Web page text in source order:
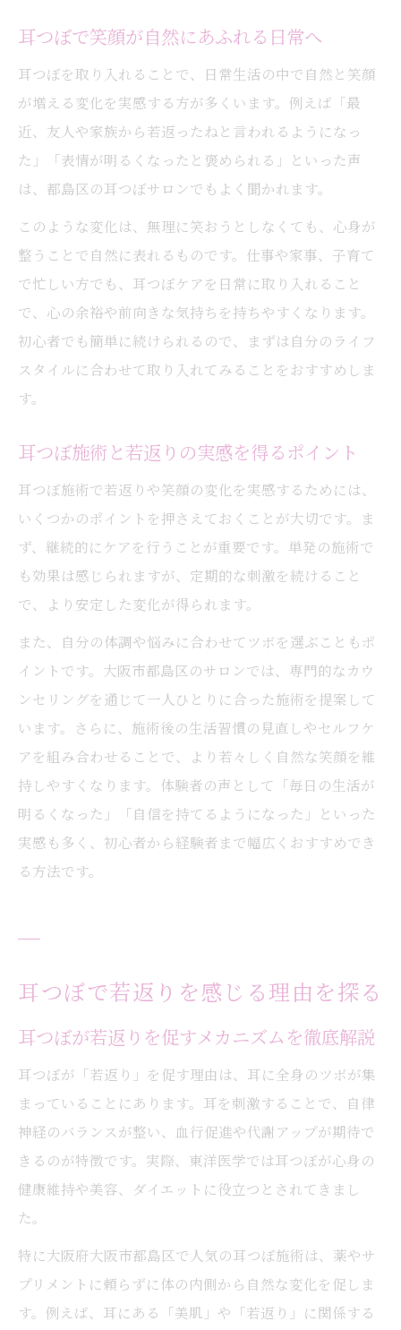
耳つぼで笑顔が自然にあふれる日常へ
耳つぼを取り入れることで、日常生活の中で自然と笑顔
が増える変化を実感する方が多くいます。例えば「最
近、友人や家族から若返ったねと言われるようになっ
た」「表情が明るくなったと褒められる」といった声
は、都島区の耳つぼサロンでもよく聞かれます。
このような変化は、無理に笑おうとしなくても、心身が
整うことで自然に表れるものです。仕事や家事、子育て
で忙しい方でも、耳つぼケアを日常に取り入れること
で、心の余裕や前向きな気持ちを持ちやすくなります。
初心者でも簡単に続けられるので、まずは自分のライフ
スタイルに合わせて取り入れてみることをおすすめしま
す。
耳つぼ施術と若返りの実感を得るポイント
耳つぼ施術で若返りや笑顔の変化を実感するためには、
いくつかのポイントを押さえておくことが大切です。ま
ず、継続的にケアを行うことが重要です。単発の施術で
も効果は感じられますが、定期的な刺激を続けること
で、より安定した変化が得られます。
また、自分の体調や悩みに合わせてツボを選ぶこともポ
イントです。大阪市都島区のサロンでは、専門的なカウ
ンセリングを通じて一人ひとりに合った施術を提案して
います。さらに、施術後の生活習慣の見直しやセルフケ
アを組み合わせることで、より若々しく自然な笑顔を維
持しやすくなります。体験者の声として「毎日の生活が
明るくなった」「自信を持てるようになった」といった
実感も多く、初心者から経験者まで幅広くおすすめでき
る方法です。
耳つぼで若返りを感じる理由を探る
耳つぼが若返りを促すメカニズムを徹底解説
耳つぼが「若返り」を促す理由は、耳に全身のツボが集
まっていることにあります。耳を刺激することで、自律
神経のバランスが整い、血行促進や代謝アップが期待で
きるのが特徴です。実際、東洋医学では耳つぼが心身の
健康維持や美容、ダイエットに役立つとされてきまし
た。
特に大阪府大阪市都島区で人気の耳つぼ施術は、薬やサ
プリメントに頼らずに体の内側から自然な変化を促しま
す。例えば、耳にある「美肌」や「若返り」に関係する